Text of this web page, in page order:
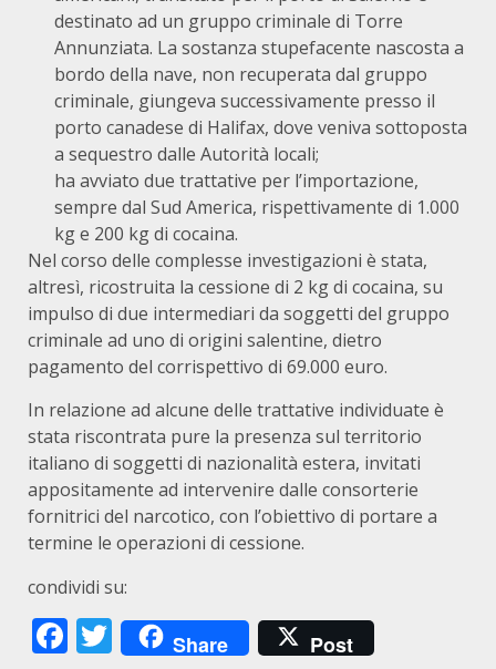
destinato ad un gruppo criminale di Torre
Annunziata. La sostanza stupefacente nascosta a
bordo della nave, non recuperata dal gruppo
criminale, giungeva successivamente presso il
porto canadese di Halifax, dove veniva sottoposta
a sequestro dalle Autorità locali;
ha avviato due trattative per l’importazione,
sempre dal Sud America, rispettivamente di 1.000
kg e 200 kg di cocaina.
Nel corso delle complesse investigazioni è stata,
altresì, ricostruita la cessione di 2 kg di cocaina, su
impulso di due intermediari da soggetti del gruppo
criminale ad uno di origini salentine, dietro
pagamento del corrispettivo di 69.000 euro.
In relazione ad alcune delle trattative individuate è
stata riscontrata pure la presenza sul territorio
italiano di soggetti di nazionalità estera, invitati
appositamente ad intervenire dalle consorterie
fornitrici del narcotico, con l’obiettivo di portare a
termine le operazioni di cessione.
condividi su:
Facebook
Twitter
Share Post